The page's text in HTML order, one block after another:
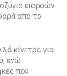
εισροών
από το
κίνητρα για
ενώ
που